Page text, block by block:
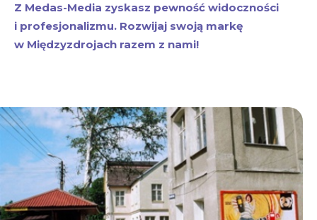
Z Medas-Media zyskasz pewność widoczności
i profesjonalizmu. Rozwijaj swoją markę
w Międzyzdrojach razem z nami!